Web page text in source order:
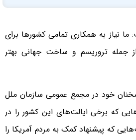
نیاز به همکاری تمامی کشورها برای
جمله تروریسم و ساخت جهانی بهتر
سخنان خود در مجمع عمومی سازمان ملل
که برخی ایالت‌های این کشور را در
که پیشنهاد کمک به مردم آمریکا را